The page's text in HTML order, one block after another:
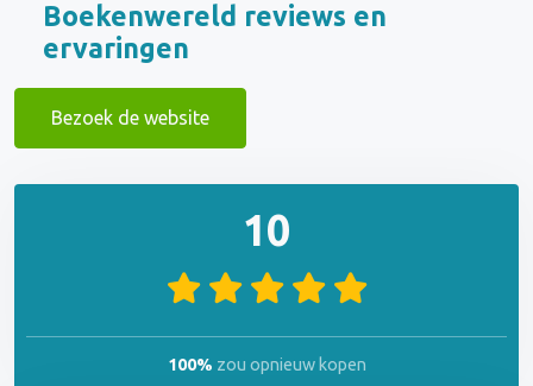
Boekenwereld reviews en
ervaringen
Bezoek de website
10
100% zou opnieuw kopen